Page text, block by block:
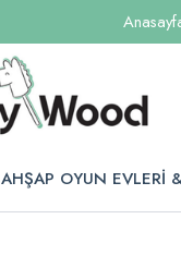
AHŞAP OYUN EVLERİ